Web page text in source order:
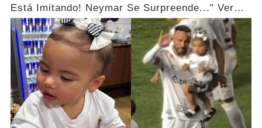
Está Imitando! Neymar Se Surpreende..." Ver
mais